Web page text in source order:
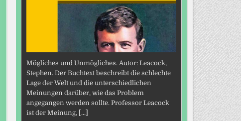
Mögliches und Unmögliches. Autor: Leacock,
Stephen. Der Buchtext beschreibt die schlechte
Lage der Welt und die unterschiedlichen
Meinungen darüber, wie das Problem
angegangen werden sollte. Professor Leacock
ist der Meinung, [...]